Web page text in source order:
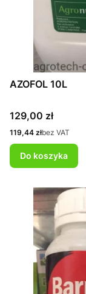
AZOFOL 10L
Cena
129,00 zł
Cena
119,44 złbez VAT
Do koszyka